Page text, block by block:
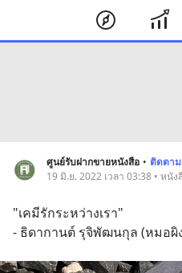
ศูนย์รับฝากขายหนังสือ • ติดตาม
19 มิ.ย. 2022 เวลา 03:38 • หนัง
"เคมีรักระหว่างเรา"
- ธิดากานต์ รุจิพัฒนกุล (หมอผิ